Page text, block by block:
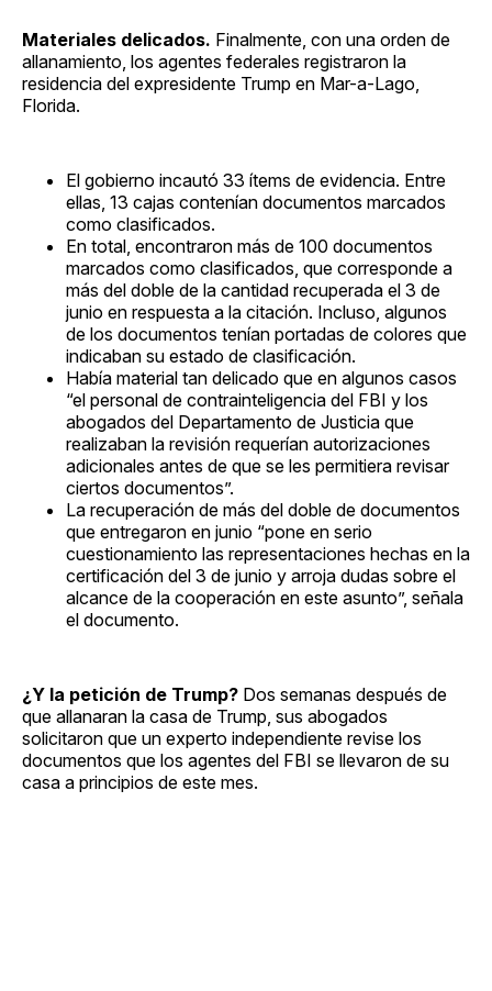
Materiales delicados. Finalmente, con una orden de
allanamiento, los agentes federales registraron la
residencia del expresidente Trump en Mar-a-Lago,
Florida.
El gobierno incautó 33 ítems de evidencia. Entre
ellas, 13 cajas contenían documentos marcados
como clasificados.
En total, encontraron más de 100 documentos
marcados como clasificados, que corresponde a
más del doble de la cantidad recuperada el 3 de
junio en respuesta a la citación. Incluso, algunos
de los documentos tenían portadas de colores que
indicaban su estado de clasificación.
Había material tan delicado que en algunos casos
“el personal de contrainteligencia del FBI y los
abogados del Departamento de Justicia que
realizaban la revisión requerían autorizaciones
adicionales antes de que se les permitiera revisar
ciertos documentos”.
La recuperación de más del doble de documentos
que entregaron en junio “pone en serio
cuestionamiento las representaciones hechas en la
certificación del 3 de junio y arroja dudas sobre el
alcance de la cooperación en este asunto”, señala
el documento.
¿Y la petición de Trump? Dos semanas después de
que allanaran la casa de Trump, sus abogados
solicitaron que un experto independiente revise los
documentos que los agentes del FBI se llevaron de su
casa a principios de este mes.